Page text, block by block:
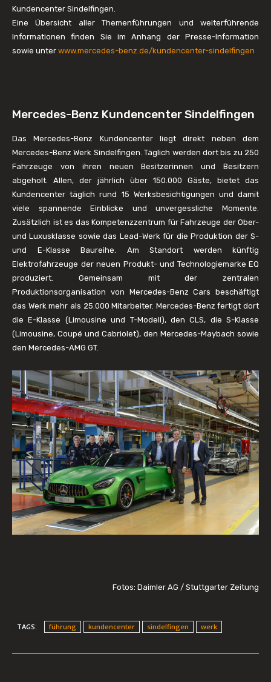
Kundencenter Sindelfingen.
Eine Übersicht aller Themenführungen und weiterführende
Informationen finden Sie im Anhang der Presse-Information
sowie unter www.mercedes-benz.de/kundencenter-sindelfingen
Mercedes-Benz Kundencenter Sindelfingen
Das Mercedes-Benz Kundencenter liegt direkt neben dem
Mercedes-Benz Werk Sindelfingen. Täglich werden dort bis zu 250
Fahrzeuge von ihren neuen Besitzerinnen und Besitzern
abgeholt. Allen, der jährlich über 150.000 Gäste, bietet das
Kundencenter täglich rund 15 Werksbesichtigungen und damit
viele spannende Einblicke und unvergessliche Momente.
Zusätzlich ist es das Kompetenzzentrum für Fahrzeuge der Ober-
und Luxusklasse sowie das Lead-Werk für die Produktion der S-
und E-Klasse Baureihe. Am Standort werden künftig
Elektrofahrzeuge der neuen Produkt- und Technologiemarke EQ
produziert. Gemeinsam mit der zentralen
Produktionsorganisation von Mercedes-Benz Cars beschäftigt
das Werk mehr als 25.000 Mitarbeiter. Mercedes-Benz fertigt dort
die E-Klasse (Limousine und T-Modell), den CLS, die S-Klasse
(Limousine, Coupé und Cabriolet), den Mercedes-Maybach sowie
den Mercedes-AMG GT.
Fotos: Daimler AG / Stuttgarter Zeitung
TAGS: führung kundencenter sindelfingen werk